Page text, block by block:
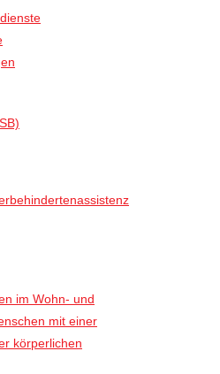
im Wohn- und
mit einer
körperlichen